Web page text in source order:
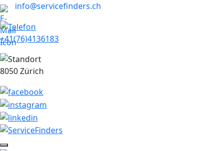
info@servicefinders.ch
+41(76)4136183
8050 Zürich